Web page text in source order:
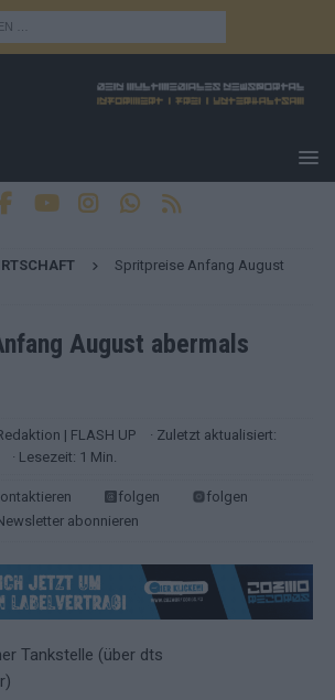
Spritpreise Anfang August
August abermals
| FLASH UP
· Zuletzt aktualisiert:
· Lesezeit: 1 Min.
folgen
folgen
abonnieren